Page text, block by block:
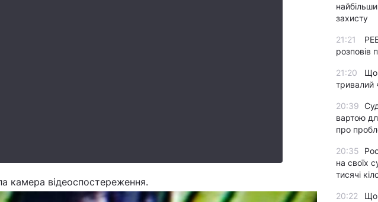
камера відеоспостереження.
захисту
21:21
розповів
21:20
Що
тривалий
20:39
вартою
про
20:35
на своїх
тисячі
20:22
Що